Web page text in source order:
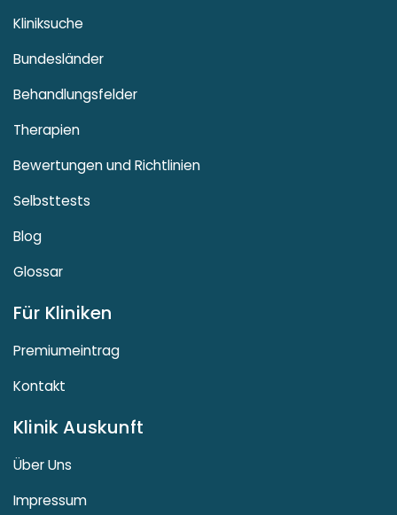
Kliniksuche
Bundesländer
Behandlungsfelder
Therapien
Bewertungen und Richtlinien
Selbsttests
Blog
Glossar
Für Kliniken
Premiumeintrag
Kontakt
Klinik Auskunft
Über Uns
Impressum